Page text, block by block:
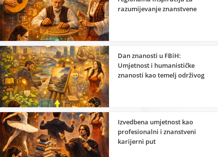
razumijevanje znanstvene
Dan znanosti u FBiH:
Umjetnost i humanističke
znanosti kao temelj održivog
Izvedbena umjetnost kao
profesionalni i znanstveni
karijerni put